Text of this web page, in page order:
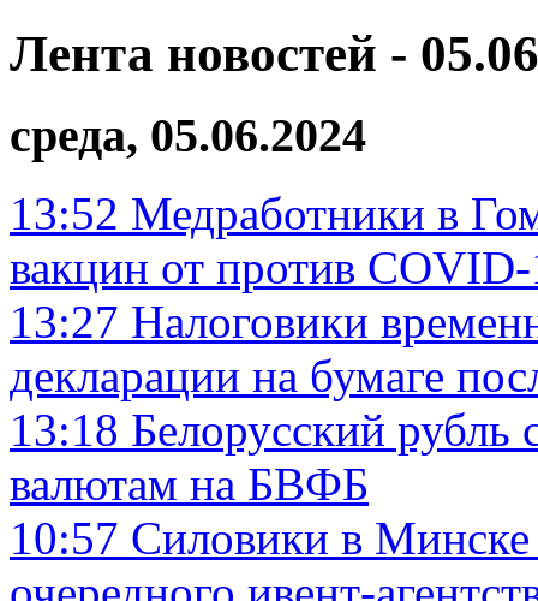
Лента новостей -
среда, 05.06.2024
13:52 Медработники в
вакцин от против
13:27 Налоговики
декларации на бумаге
13:18 Белорусский рубль
валютам на БВФБ
10:57 Силовики в Минске